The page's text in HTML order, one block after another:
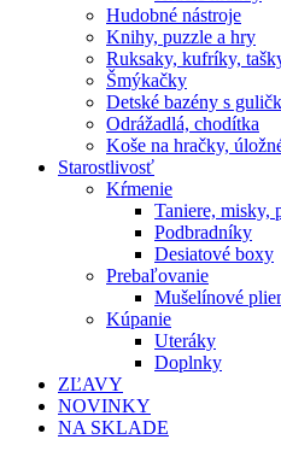
Hudobné nástroje
Knihy, puzzle a hry
Ruksaky, kufríky,
Šmýkačky
Detské bazény s
Odrážadlá, chodítka
Koše na hračky,
Starostlivosť
Kŕmenie
Taniere, misky,
Podbradníky
Desiatové boxy
Prebaľovanie
Mušelínové
Kúpanie
Uteráky
Doplnky
ZĽAVY
NOVINKY
NA SKLADE